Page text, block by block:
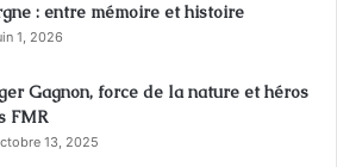
: entre mémoire et histoire
1, 2026
Gagnon, force de la nature et héros
FMR
13, 2025